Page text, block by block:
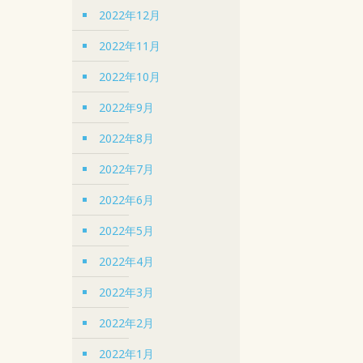
2022年12月
2022年11月
2022年10月
2022年9月
2022年8月
2022年7月
2022年6月
2022年5月
2022年4月
2022年3月
2022年2月
2022年1月